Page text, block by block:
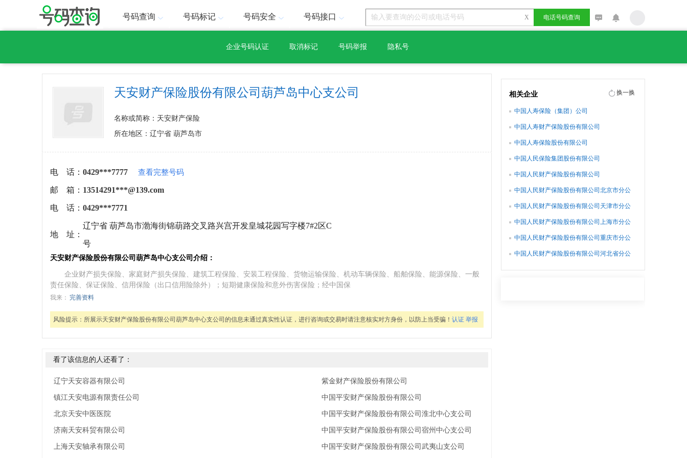
号码查询 号码标记 号码安全 号码接口 X 电话号码查询
企业号码认证 取消标记 号码举报 隐私号
天安财产保险股份有限公司葫芦岛中心支公司
名称或简称：天安财产保险
所在地区：辽宁省 葫芦岛市
电 话： 0429***7777 查看完整号码
邮 箱： 13514291***@139.com
电 话： 0429***7771
地 址：
辽宁省 葫芦岛市渤海街锦葫路交叉路兴宫开发皇城花园写字楼7#2区C
号
天安财产保险股份有限公司葫芦岛中心支公司介绍：
企业财产损失保险、家庭财产损失保险、建筑工程保险、安装工程保险、货物运输保险、机动车辆保险、船舶保险、能源保险、一般
责任保险、保证保险、信用保险（出口信用险除外）；短期健康保险和意外伤害保险；经中国保
我来： 完善资料
风险提示： 所展示天安财产保险股份有限公司葫芦岛中心支公司的信息未通过真实性认证，进行咨询或交易时请注意核实对方身份，以防上当受骗！ 认证 举报
看了该信息的人还看了：
辽宁天安容器有限公司
镇江天安电源有限责任公司
北京天安中医医院
济南天安科贸有限公司
上海天安轴承有限公司
紫金财产保险股份有限公司
中国平安财产保险股份有限公司
中国平安财产保险股份有限公司淮北中心支公司
中国平安财产保险股份有限公司宿州中心支公司
中国平安财产保险股份有限公司武夷山支公司
相关企业 换一换
中国人寿保险（集团）公司
中国人寿财产保险股份有限公司
中国人寿保险股份有限公司
中国人民保险集团股份有限公司
中国人民财产保险股份有限公司
中国人民财产保险股份有限公司北京市分公
中国人民财产保险股份有限公司天津市分公
中国人民财产保险股份有限公司上海市分公
中国人民财产保险股份有限公司重庆市分公
中国人民财产保险股份有限公司河北省分公